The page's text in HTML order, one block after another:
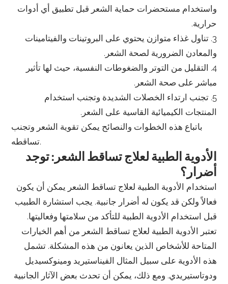
واستخدام مستحضرات حماية الشعر قبل تطبيق أي أدوات
حرارية.
3. تناول غذاء متوازن يحتوي على البروتينات والفيتامينات
والمعادن الضرورية لصحة الشعر.
4. التقليل من التوتر والضغوطات النفسية، حيث لها تأثير
مباشر على صحة الشعر.
5. تجنب ارتداء الخصلات الشديدة وتجنب استخدام
المنتجات الكيميائية القاسية على الشعر.
باتباع هذه الخطوات والنصائح يمكن تقوية الشعر وتجنب
تساقطه.
الأدوية الطبية لعلاج تساقط الشعر: توجد
أضرار؟
استخدام الأدوية الطبية لعلاج تساقط الشعر يمكن أن يكون
فعالاً ولكن قد يكون له أضرار جانبية. يجب استشارة الطبيب
قبل استخدام الأدوية الطبية للتأكد من سلامتها وفعاليتها.
تعتبر الأدوية الطبية لعلاج تساقط الشعر من أهم الخيارات
المتاحة للأشخاص الذين يعانون من هذه المشكلة. تشمل
هذه الأدوية على سبيل المثال الفيناستيريد ومينوكسيديل
ودوتاستيريدي. ومع ذلك، يمكن أن تحدث بعض الآثار الجانبية